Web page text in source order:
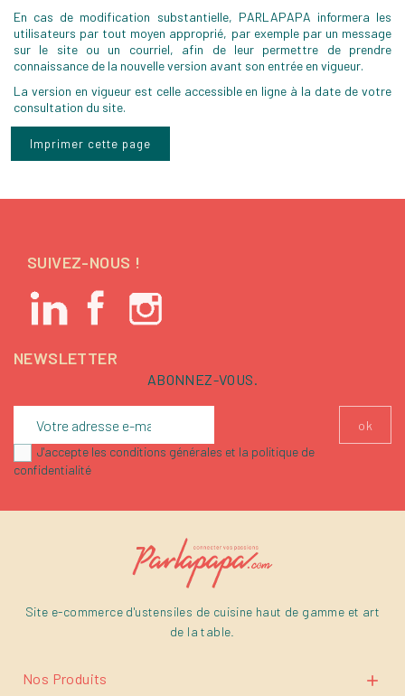
En cas de modification substantielle, PARLAPAPA informera les
utilisateurs par tout moyen approprié, par exemple par un message
sur le site ou un courriel, afin de leur permettre de prendre
connaissance de la nouvelle version avant son entrée en vigueur.
La version en vigueur est celle accessible en ligne à la date de votre
consultation du site.
SUIVEZ-NOUS !
NEWSLETTER
ABONNEZ-VOUS.
J'accepte les conditions générales et la politique de
confidentialité
Site e-commerce d'ustensiles de cuisine haut de gamme et art
de la table.
Nos Produits 